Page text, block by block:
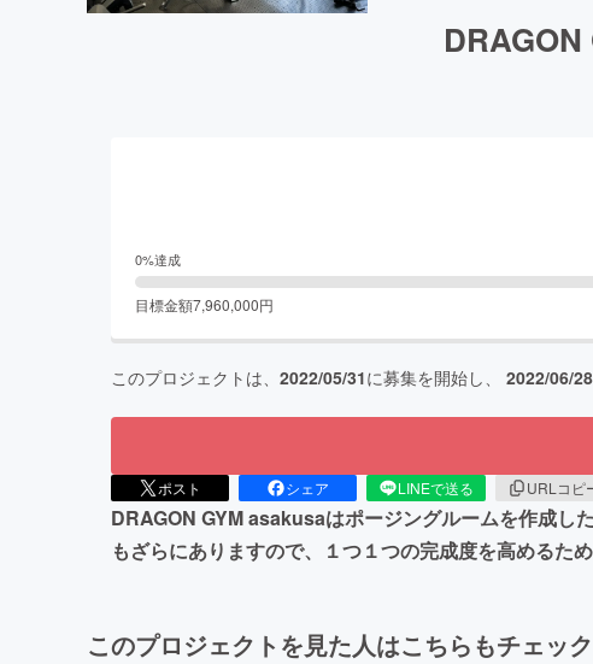
0%達成
目標金額7,960,000円
このプロジェクトは、 2022/05/31に募集を開始し、 2022/06/28
ポスト シェア LINEで送る URLコピ
DRAGON GYM asakusaはポージングルームを作成し
もざらにありますので、１つ１つの完成度を高めるた
このプロジェクトを見た人はこちらもチェッ